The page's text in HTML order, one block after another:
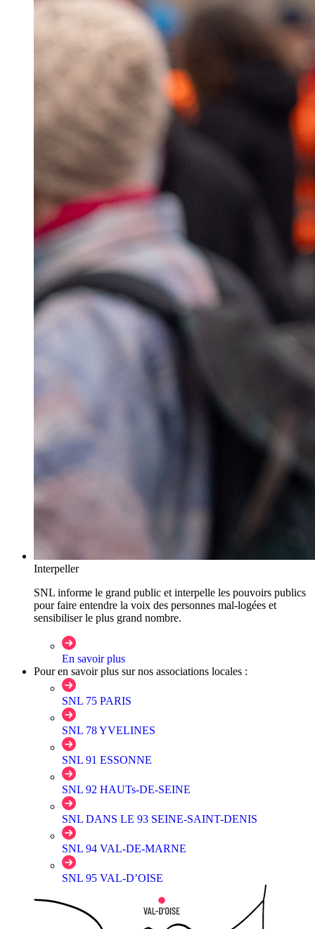
Interpeller
SNL informe le grand public et interpelle les pouvoirs publics
pour faire entendre la voix des personnes mal-logées et
sensibiliser le plus grand nombre.
En savoir plus
Pour en savoir plus sur nos associations locales :
SNL 75 PARIS
SNL 78 YVELINES
SNL 91 ESSONNE
SNL 92 HAUTs-DE-SEINE
SNL DANS LE 93 SEINE-SAINT-DENIS
SNL 94 VAL-DE-MARNE
SNL 95 VAL-D’OISE